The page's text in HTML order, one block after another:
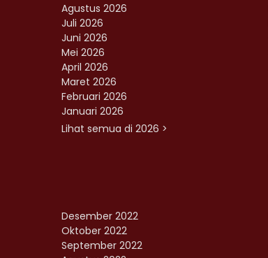
Agustus 2026
Juli 2026
Juni 2026
Mei 2026
April 2026
Maret 2026
Februari 2026
Januari 2026
Lihat semua di 2026 >
Desember 2022
Oktober 2022
September 2022